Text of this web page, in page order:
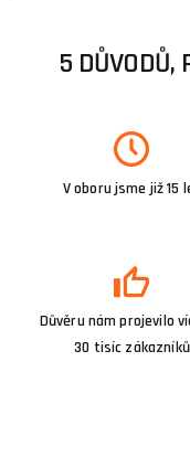
5 DŮVODŮ,
V oboru jsme již 15
Důvěru nám projevilo
30 tisíc zákazníků